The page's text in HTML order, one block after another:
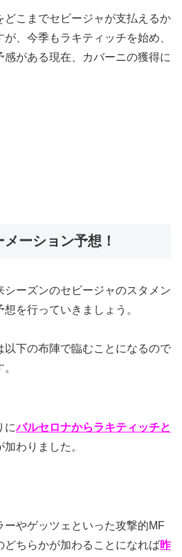
どこまでセビージャが支払えるか
、今季もラキティッチを始め、
がある現在、カバーニの獲得に
ーション予想！
シーズンのセビージャのスタメン
を行っていきましょう。
以下の布陣で臨むことになるので
にバルセロナからラキティッチと
加わりました。
ーやゲッツェといった攻撃的MF
どちらかが加わることになれば昨